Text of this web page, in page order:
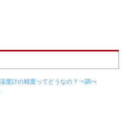
度計の精度ってどうなの？⇒調べ